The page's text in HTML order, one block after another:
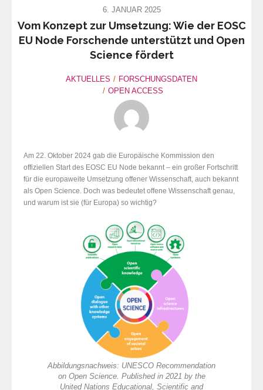
6. JANUAR 2025
Vom Konzept zur Umsetzung: Wie der EOSC
EU Node Forschende unterstützt und Open
Science fördert
AKTUELLES
FORSCHUNGSDATEN
OPEN ACCESS
Am 22. Oktober 2024 gab die Europäische Kommission den
offiziellen Start des EOSC EU Node bekannt – ein großer Fortschritt
für die europaweite Umsetzung offener Wissenschaft, auch bekannt
als Open Science. Doch was bedeutet offene Wissenschaft genau,
und warum ist sie (für Europa) so wichtig?
Abbildungsnachweis: UNESCO Recommendation
on Open Science. Published in 2021 by the
United Nations Educational, Scientific and